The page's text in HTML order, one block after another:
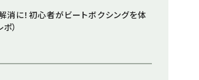
消に！初心者がビートボクシングを体
）